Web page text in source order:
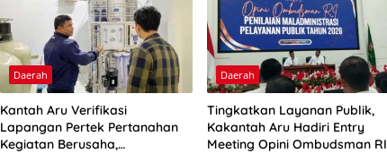
Daerah
Kantah Aru Verifikasi
Lapangan Pertek Pertanahan
Kegiatan Berusaha,
Daerah
Tingkatkan Layanan Publik,
Kakantah Aru Hadiri Entry
Meeting Opini Ombudsman RI